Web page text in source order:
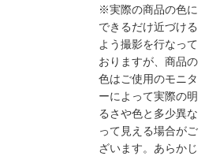
※実際の商品の色に
できるだけ近づける
よう撮影を行なって
おりますが、商品の
色はご使用のモニタ
ーによって実際の明
るさや色と多少異な
って見える場合がご
ざいます。あらかじ